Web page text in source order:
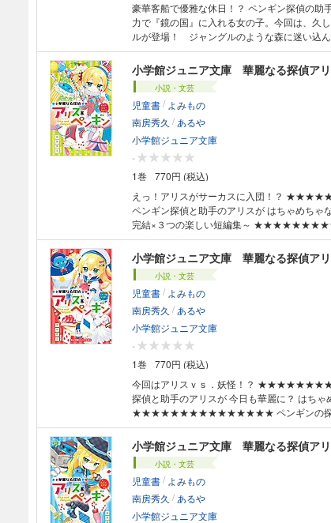
豪華客船で優雅な休日！？ ペンギン探偵の助手アリスは、不思議な指輪の
力で『鏡の国』に入れる女の子。今回は、久
ルが登場！ ジャングルのような森に迷い込
んとかお菓子の家にたどりつきましたが……
購入者限定の応募者全員プレゼント企画のSS
ギン 未整理の事件ファイル ペンギンの日：
います♪
小学館ジュニア文庫 華麗なる探偵ア
小説・文芸
児童書/ よみもの
南房秀久 / あるや
小学館ジュニア文庫
-
1巻
770円 (税込)
えっ！アリスがサーカスに入団！？ ★★★★★★★★★★★★★★★★
ペンギン探偵と助手のアリスが はちゃめちゃ
完結×３つの楽しい短編集～
の探偵、Ｐ・Ｐ・ジュニアの助手として 『ペ
る中学２年生のアリス。 ある日、ロンドン支社の美少女名探偵シャーリ
ー・ホームズが ペンギン探偵社日本支社にやって来た!! ペ
の世界的な知名度を上げるため、 シャーリー
ていたアリスたちは、 銀行強盗事件に巻き込まれて……
ットたちに支配された高校や、 怪しげなサー
回も、はちゃめちゃな事件を アリスとししょ～が華
小学館ジュニア文庫 華麗なる探偵ア
小説・文芸
児童書/ よみもの
南房秀久 / あるや
小学館ジュニア文庫
-
1巻
770円 (税込)
今回はアリスｖｓ．妖怪！？ ★★★★★★★★★★★★★★★ ペンギン
探偵と助手のアリスが 今日も華麗に？ はちゃ
★★★★★★★★★★★★★★★ ペンギンの探偵、P・P・ジュニアの助
手として 『ペンギン探偵社』に同居している中
日、美少女（自称）怪盗の赤ずきんが、 アル
救って欲しいとやって来た！ アリスが潜入
店、店長も店員さんもなんだかちょっと怪しい雰囲気
の国のチョコレートの海で冒険ツアーのはずが行方
のストーカー事件も!! アリス＆ペンギンは今日も事件を華麗に解決で
小学館ジュニア文庫 華麗なる探偵ア
小説・文芸
児童書/ よみもの
南房秀久 / あるや
小学館ジュニア文庫